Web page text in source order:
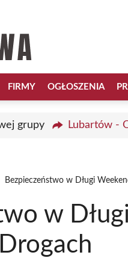
FIRMY OGŁOSZENIA
grupy Lubartów -
Bezpieczeństwo w Długi
w